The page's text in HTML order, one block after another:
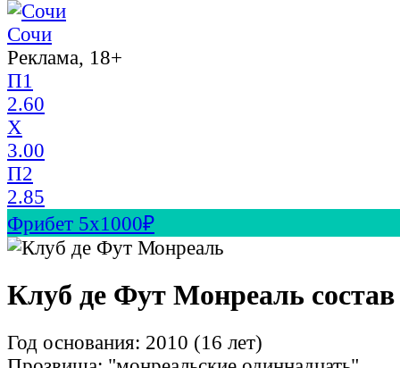
Сочи
Реклама, 18+
П1
2.60
X
3.00
П2
2.85
Фрибет 5х1000₽
Клуб де Фут Монреаль состав
Год основания: 2010 (16 лет)